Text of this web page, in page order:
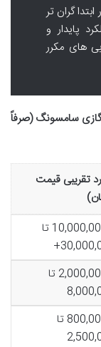
گران تر
پایدار و
های مکرر
سامسونگ (صرفاً
تقریبی قیمت
از 10,000,000 تا
از 2,000,000 تا
از 800,000 تا